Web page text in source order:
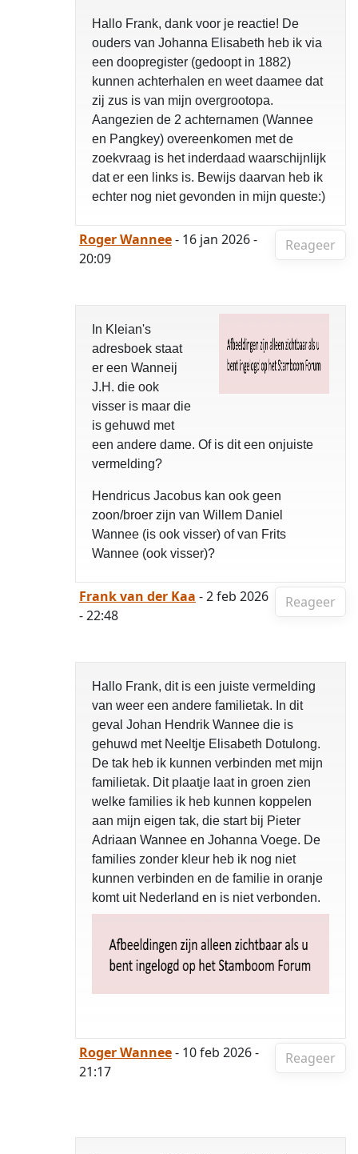
Hallo Frank, dank voor je reactie! De
ouders van Johanna Elisabeth heb ik via
een doopregister (gedoopt in 1882)
kunnen achterhalen en weet daamee dat
zij zus is van mijn overgrootopa.
Aangezien de 2 achternamen (Wannee
en Pangkey) overeenkomen met de
zoekvraag is het inderdaad waarschijnlijk
dat er een links is. Bewijs daarvan heb ik
echter nog niet gevonden in mijn queste:)
Reageer
Roger Wannee- 16 jan 2026 -
20:09
In Kleian's
adresboek staat
er een Wanneij
J.H. die ook
visser is maar die
is gehuwd met
een andere dame. Of is dit een onjuiste
vermelding?
Hendricus Jacobus kan ook geen
zoon/broer zijn van Willem Daniel
Wannee (is ook visser) of van Frits
Wannee (ook visser)?
Reageer
Frank van der Kaa - 2 feb 2026
- 22:48
Hallo Frank, dit is een juiste vermelding
van weer een andere familietak. In dit
geval Johan Hendrik Wannee die is
gehuwd met Neeltje Elisabeth Dotulong.
De tak heb ik kunnen verbinden met mijn
familietak. Dit plaatje laat in groen zien
welke families ik heb kunnen koppelen
aan mijn eigen tak, die start bij Pieter
Adriaan Wannee en Johanna Voege. De
families zonder kleur heb ik nog niet
kunnen verbinden en de familie in oranje
komt uit Nederland en is niet verbonden.
Reageer
Roger Wannee- 10 feb 2026 -
21:17